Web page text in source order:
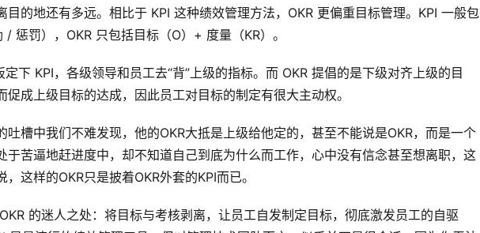
目的地还有多远。相比于 KPI 这种绩效管理方法，OKR 更偏重目标管理。KPI 一般包
惩罚），OKR 只包括目标（O）+ 度量（KR）。
下 KPI，各级领导和员工去“背”上级的指标。而 OKR 提倡的是下级对齐上级的目
成上级目标的达成，因此员工对目标的制定有很大主动权。
槽中我们不难发现，他的OKR大抵是上级给他定的，甚至不能说是OKR，而是一个
于苦逼地赶进度中，却不知道自己到底为什么而工作，心中没有信念甚至想离职，这
这样的OKR只是披着OKR外套的KPI而已。
的迷人之处：将目标与考核剥离，让员工自发制定目标，彻底激发员工的自驱